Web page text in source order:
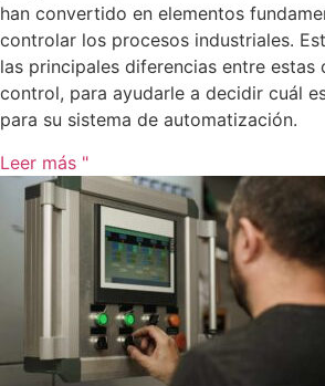
han convertido en elementos
controlar los procesos industriales.
las principales diferencias entre estas
control, para ayudarle a decidir cuál
para su sistema de automatización.
Leer más "